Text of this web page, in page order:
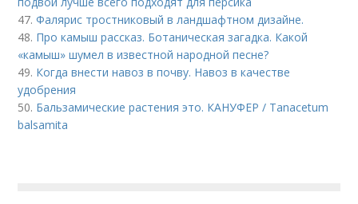
47.Фалярис тростниковый в ландшафтном дизайне.
48. Про камыш рассказ. Ботаническая загадка. Какой
«камыш» шумел в известной народной песне?
49. Когда внести навоз в почву. Навоз в качестве
удобрения
50. Бальзамические растения это. КАНУФЕР / Tanacetum
balsamita